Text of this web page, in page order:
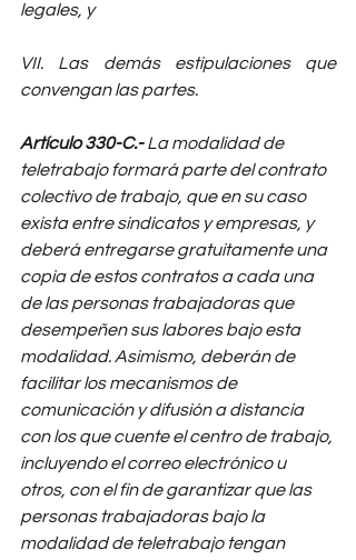
legales, y
VII. Las demás estipulaciones que
convengan las partes.
Artículo 330-C.- La modalidad de
teletrabajo formará parte del contrato
colectivo de trabajo, que en su caso
exista entre sindicatos y empresas, y
deberá entregarse gratuitamente una
copia de estos contratos a cada una
de las personas trabajadoras que
desempeñen sus labores bajo esta
modalidad. Asimismo, deberán de
facilitar los mecanismos de
comunicación y difusión a distancia
con los que cuente el centro de trabajo,
incluyendo el correo electrónico u
otros, con el fin de garantizar que las
personas trabajadoras bajo la
modalidad de teletrabajo tengan